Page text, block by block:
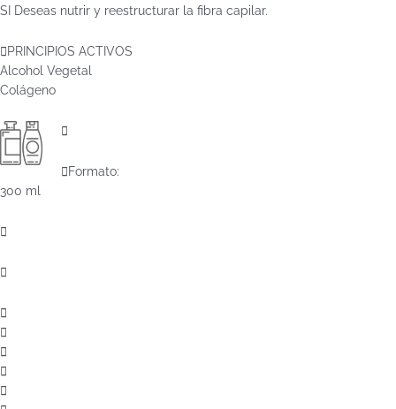
SI Deseas nutrir y reestructurar la fibra capilar.
PRINCIPIOS ACTIVOS
Alcohol Vegetal
Colágeno
Formato:
300 ml